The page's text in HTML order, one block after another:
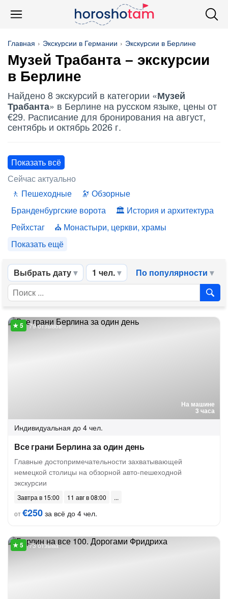
Главная Экскурсии в Германии Экскурсии в Берлине
Музей Трабанта – экскурсии
в Берлине
Найдено 8 экскурсий в категории «Музей
Трабанта» в Берлине на русском языке, цены от
€29. Расписание для бронирования на август,
сентябрь и октябрь 2026 г.
Показать всё
Сейчас актуально
Пешеходные
Обзорные
Бранденбургские ворота
История и архитектура
Рейхстаг
Монастыри, церкви, храмы
Показать ещё
Выбрать дату 1 чел. По популярности
На машине
3 часа
79 отзывов
Индивидуальная до 4 чел.
Все грани Берлина за один день
Главные достопримечательности захватывающей
немецкой столицы на обзорной авто-пешеходной
экскурсии
Завтра в 15:00
11 авг в 08:00
от€250 за всё до 4 чел.
73 отзыва